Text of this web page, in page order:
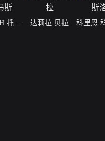
罗伯特·H·托马斯 达莉拉·贝拉 科里恩·